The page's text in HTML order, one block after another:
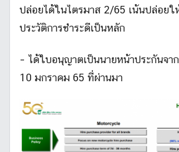
ปล่อยได้ในไตรมาส 2/65 เน้นปล่อยใ
ประวัติการชำระดีเป็นหลัก
– ได้ใบอนุญาตเป็นนายหน้าประกันจา
10 มกราคม 65 ที่ผ่านมา